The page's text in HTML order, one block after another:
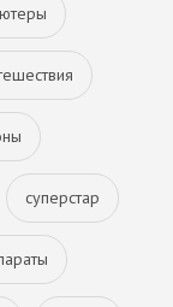
суперстар